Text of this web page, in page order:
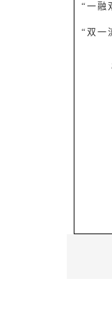
“一融
“双一